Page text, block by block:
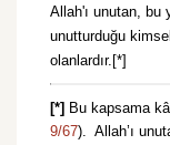
Allah'ı unutan, bu
unutturduğu
olanlardır.[*]
[*] Bu kapsama
9/67). Allah’ı